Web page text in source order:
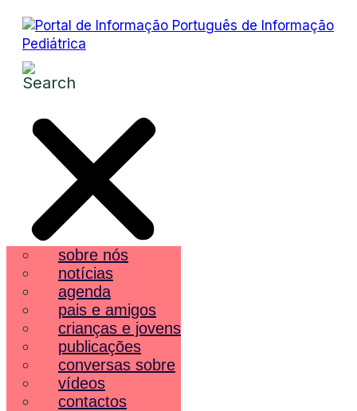
sobre nós
notícias
agenda
pais e amigos
crianças e jovens
publicações
conversas sobre
vídeos
contactos